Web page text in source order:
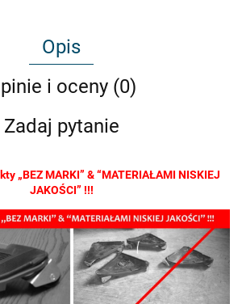
Opis
i oceny (0)
Zadaj pytanie
„BEZ MARKI” & “MATERIAŁAMI NISKIEJ
JAKOŚCI” !!!